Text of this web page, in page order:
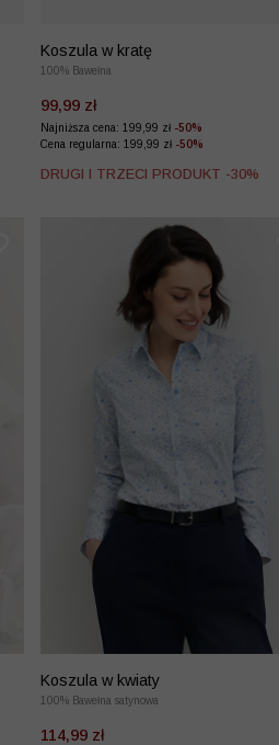
Koszula w kratę
100% Bawełna
99,99 zł
Najniższa cena: 199,99 zł -50%
Cena regularna: 199,99 zł -50%
DRUGI I TRZECI PRODUKT -30%
Koszula w kwiaty
100% Bawełna satynowa
114,99 zł